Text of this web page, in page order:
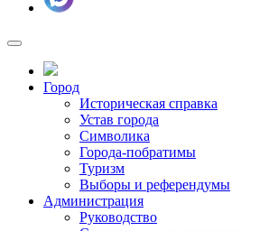
Город
Историческая справка
Устав города
Символика
Города-побратимы
Туризм
Выборы и референдумы
Администрация
Руководство